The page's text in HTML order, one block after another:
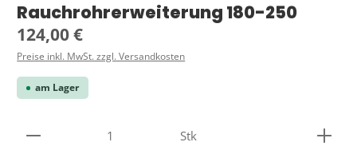
Rauchrohrerweiterung 180-250
Regulärer Preis:
124,00 €
Preise inkl. MwSt. zzgl. Versandkosten
am Lager
Produkt Anzahl: Gib den gewünschten Wert ein
Stk